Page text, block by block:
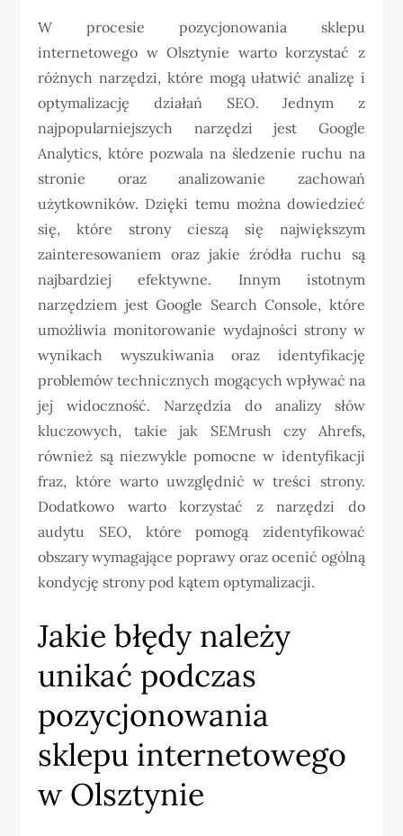
W procesie pozycjonowania sklepu
internetowego w Olsztynie warto korzystać z
różnych narzędzi, które mogą ułatwić analizę i
optymalizację działań SEO. Jednym z
najpopularniejszych narzędzi jest Google
Analytics, które pozwala na śledzenie ruchu na
stronie oraz analizowanie zachowań
użytkowników. Dzięki temu można dowiedzieć
się, które strony cieszą się największym
zainteresowaniem oraz jakie źródła ruchu są
najbardziej efektywne. Innym istotnym
narzędziem jest Google Search Console, które
umożliwia monitorowanie wydajności strony w
wynikach wyszukiwania oraz identyfikację
problemów technicznych mogących wpływać na
jej widoczność. Narzędzia do analizy słów
kluczowych, takie jak SEMrush czy Ahrefs,
również są niezwykle pomocne w identyfikacji
fraz, które warto uwzględnić w treści strony.
Dodatkowo warto korzystać z narzędzi do
audytu SEO, które pomogą zidentyfikować
obszary wymagające poprawy oraz ocenić ogólną
kondycję strony pod kątem optymalizacji.
Jakie błędy należy
unikać podczas
pozycjonowania
sklepu internetowego
w Olsztynie